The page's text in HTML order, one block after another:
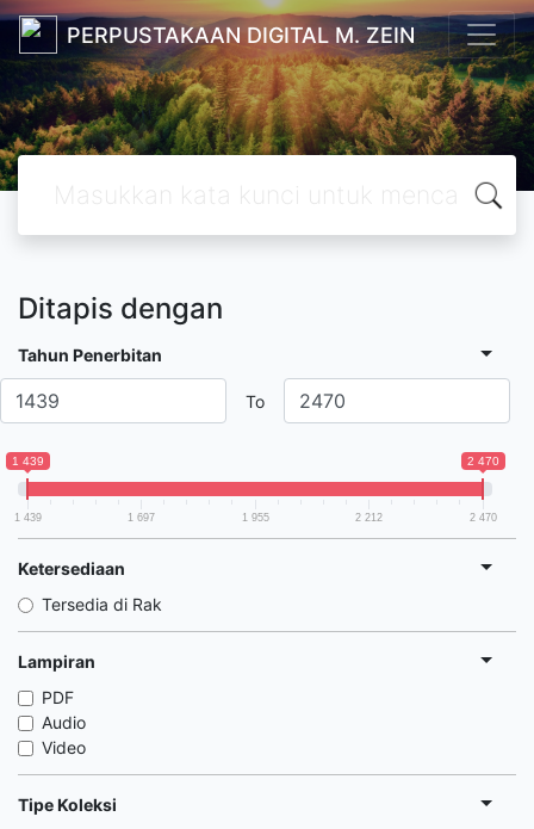
PERPUSTAKAAN DIGITAL M. ZEIN
Ditapis dengan
Tahun Penerbitan
To
1 439 2 470
1 439 1 697 1 955 2 212 2 470
Ketersediaan
Tersedia di Rak
Lampiran
PDF
Audio
Video
Tipe Koleksi